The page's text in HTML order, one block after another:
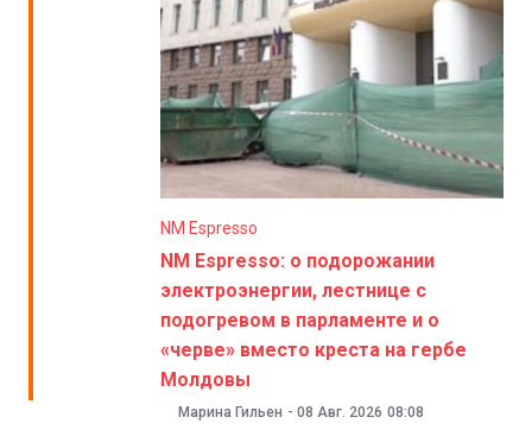
NM Espresso
NM Espresso: о подорожании
электроэнергии, лестнице с
подогревом в парламенте и о
«черве» вместо креста на гербе
Молдовы
Марина Гильен - 08 Авг. 2026 08:08